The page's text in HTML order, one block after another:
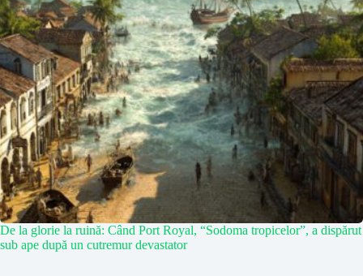
De la glorie la ruină: Când Port Royal, “Sodoma tropicelor”, a dispărut
sub ape după un cutremur devastator